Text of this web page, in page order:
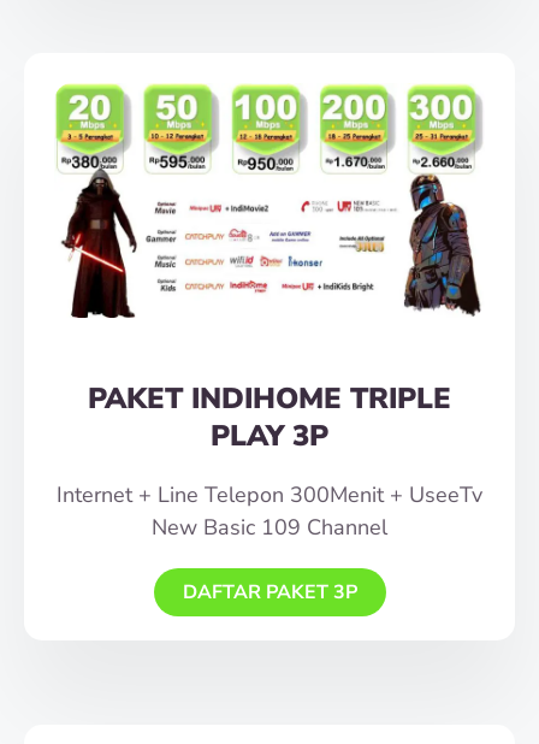
PAKET INDIHOME TRIPLE
PLAY 3P
Internet + Line Telepon 300Menit + UseeTv
New Basic 109 Channel
DAFTAR PAKET 3P